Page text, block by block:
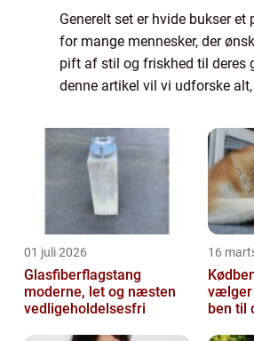
luftige fornemmelse
Generelt set er hvide bukser
for mange mennesker, der
pift af stil og friskhed til deres
denne artikel vil vi udforske
historie til prakt...
01 juli 2026
Glasfiberflagstang
moderne, let og næsten
vedligeholdelsesfri
16
vælger
ben til